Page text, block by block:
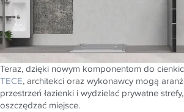
Teraz, dzięki nowym komponentom do
TECE, architekci oraz wykonawcy mogą
przestrzeń łazienki i wydzielać prywatne
oszczędzać miejsce.